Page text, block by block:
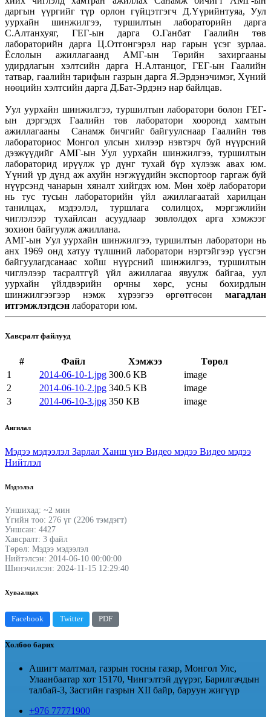
даргын үүргийг түр орлон гүйцэтгэгч Д.Үүрийнтуяа, Уул
уурхайн шинжилгээ, туршилтын лабораторийн дарга
С.Алтанхуяг, ГЕГ-ын дарга О.Ганбат Гаалийн төв
лабораторийн дарга Ц.Отгонгэрэл нар гарын үсэг зурлаа.
Ёслолын ажиллагаанд АМГ-ын Төрийн захиргааны
удирдлагын хэлтсийн дарга Н.Алтанцог, ГЕГ-ын Гаалийн
татвар, гаалийн тарифын газрын дарга Я.Эрдэнэчимэг, Хүний
нөөцийн хэлтсийн дарга Д.Бат-Эрдэнэ нар байлцав.
Уул уурхайн шинжилгээ, туршилтын лаборатори болон ГЕГ-
ын дэргэдэх Гаалийн төв лаборатори хооронд хамтын
ажиллагааны Санамж бичгийг байгуулснаар Гаалийн төв
лабораториос Монгол улсын хилээр нэвтэрч буй нүүрсний
дээжүүдийг АМГ-ын Уул уурхайн шинжилгээ, туршилтын
лабораторид ирүүлж үр дүнг тухай бүр хүлээж авах юм.
Үүний үр дүнд аж ахуйн нэгжүүдийн экспортоор гаргаж буй
нүүрсэнд чанарын хяналт хийгдэх юм. Мөн хоёр лаборатори
нь тус тусын лабораторийн үйл ажиллагаатай харилцан
танилцах, мэдээлэл, туршлага солилцох, мэргэжлийн
чиглэлээр тухайлсан асуудлаар зөвлөлдөх арга хэмжээг
зохион байгуулж ажиллана.
АМГ-ын Уул уурхайн шинжилгээ, туршилтын лаборатори нь
анх 1969 онд хатуу түлшний лаборатори нэртэйгээр үүсгэн
байгуулагдсанаас хойш нүүрсний шинжилгээ, туршилтын
чиглэлээр тасралтгүй үйл ажиллагаа явуулж байгаа, уул
уурхайн үйлдвэрийн орчны хөрс, усны бохирдлын
шинжилгээгээр нэмж хүрээгээ өргөтгөсөн магадлан
итгэмжлэгдсэн лаборатори юм.
Хавсралт файлууд
# Файл Хэмжээ
Төрөл
1
2014-06-10-1.jpg 300.6 KB
image
2
2014-06-10-2.jpg 340.5 KB
image
3
2014-06-10-3.jpg 350 KB image
Ангилал
Мэдээ мэдээлэл Зарлал Ханш үнэ Видео мэдээ Видео мэдээ
Нийтлэл
Мэдээлэл
Уншихад: ~2 мин
Үгийн тоо: 276 үг (2206 тэмдэгт)
Уншсан: 4427
Хавсралт: 3 файл
Төрөл: Мэдээ мэдээлэл
Нийтэлсэн: 2014-06-10 00:00:00
Шинэчилсэн: 2024-11-15 12:29:40
Хуваалцах
Facebook Twitter PDF
Холбоо барих
Ашигт малтмал, газрын тосны газар, Монгол Улс,
Улаанбаатар хот 15170, Чингэлтэй дүүрэг, Барилгачдын
талбай-3, Засгийн газрын XII байр, баруун жигүүр
+976 77771900